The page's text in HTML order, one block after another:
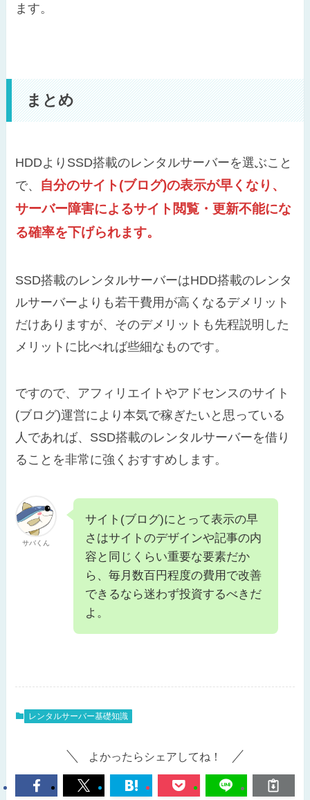
ます。
まとめ
HDDよりSSD搭載のレンタルサーバーを選ぶこと
で、 自分のサイト(ブログ)の表示が早くなり、
サーバー障害によるサイト閲覧・更新不能にな
る確率を下げられます。
SSD搭載のレンタルサーバーはHDD搭載のレンタ
ルサーバーよりも若干費用が高くなるデメリット
だけありますが、そのデメリットも先程説明した
メリットに比べれば些細なものです。
ですので、アフィリエイトやアドセンスのサイト
(ブログ)運営により本気で稼ぎたいと思っている
人であれば、SSD搭載のレンタルサーバーを借り
ることを非常に強くおすすめします。
サバくん
サイト(ブログ)にとって表示の早
さはサイトのデザインや記事の内
容と同じくらい重要な要素だか
ら、毎月数百円程度の費用で改善
できるなら迷わず投資するべきだ
よ。
レンタルサーバー基礎知識
よかったらシェアしてね！